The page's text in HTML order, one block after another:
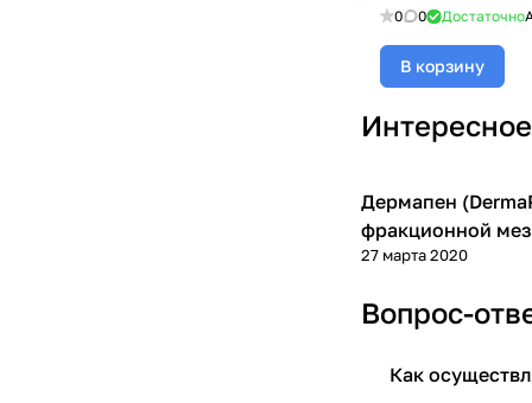
Mesotherapy - 5
0 0 Достаточно
В корзину
Фракционная
Дермапен
фракционной
27 марта 2020
Вопрос-
Как